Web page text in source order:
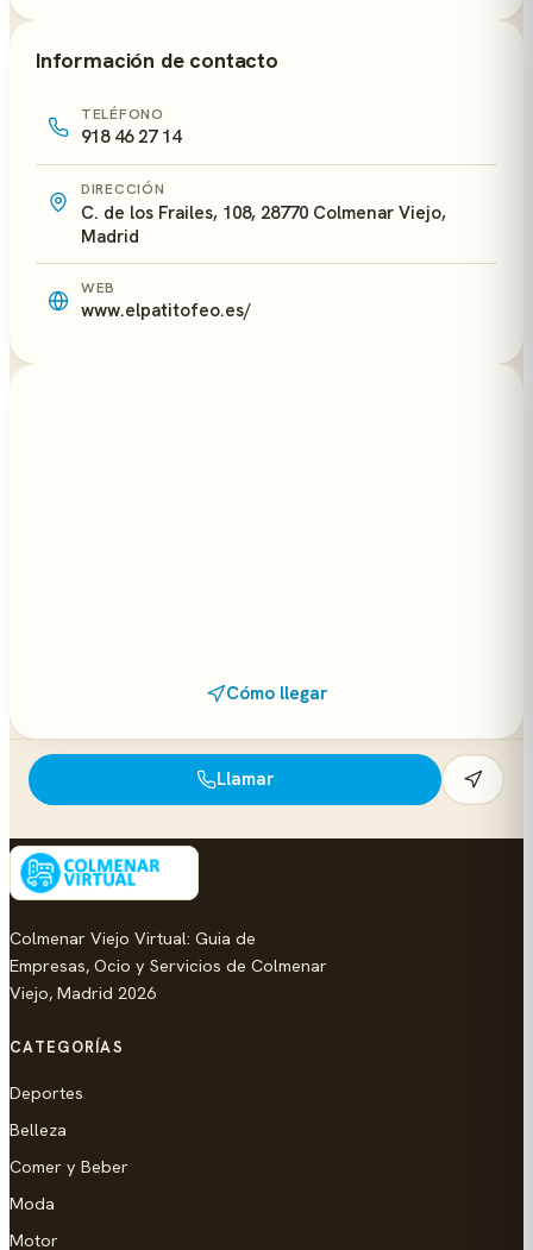
Información de contacto
TELÉFONO
918 46 27 14
DIRECCIÓN
C. de los Frailes, 108, 28770 Colmenar Viejo,
Madrid
WEB
www.elpatitofeo.es/
Cómo llegar
Llamar
Colmenar Viejo Virtual: Guia de
Empresas, Ocio y Servicios de Colmenar
Viejo, Madrid 2026
CATEGORÍAS
Deportes
Belleza
Comer y Beber
Moda
Motor